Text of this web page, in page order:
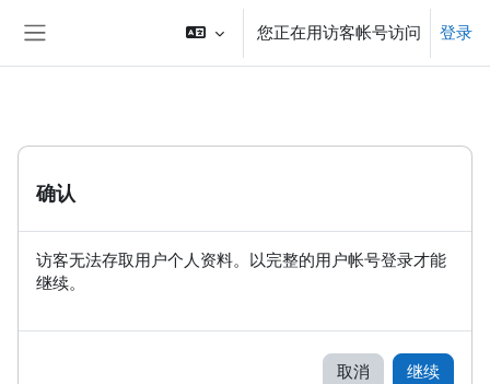
您正在用访客帐号访问 登录
确认
访客无法存取用户个人资料。以完整的用户帐号登录才能
继续。
取消 继续